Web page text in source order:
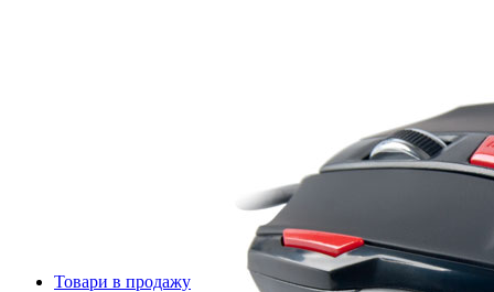
Товари в продажу